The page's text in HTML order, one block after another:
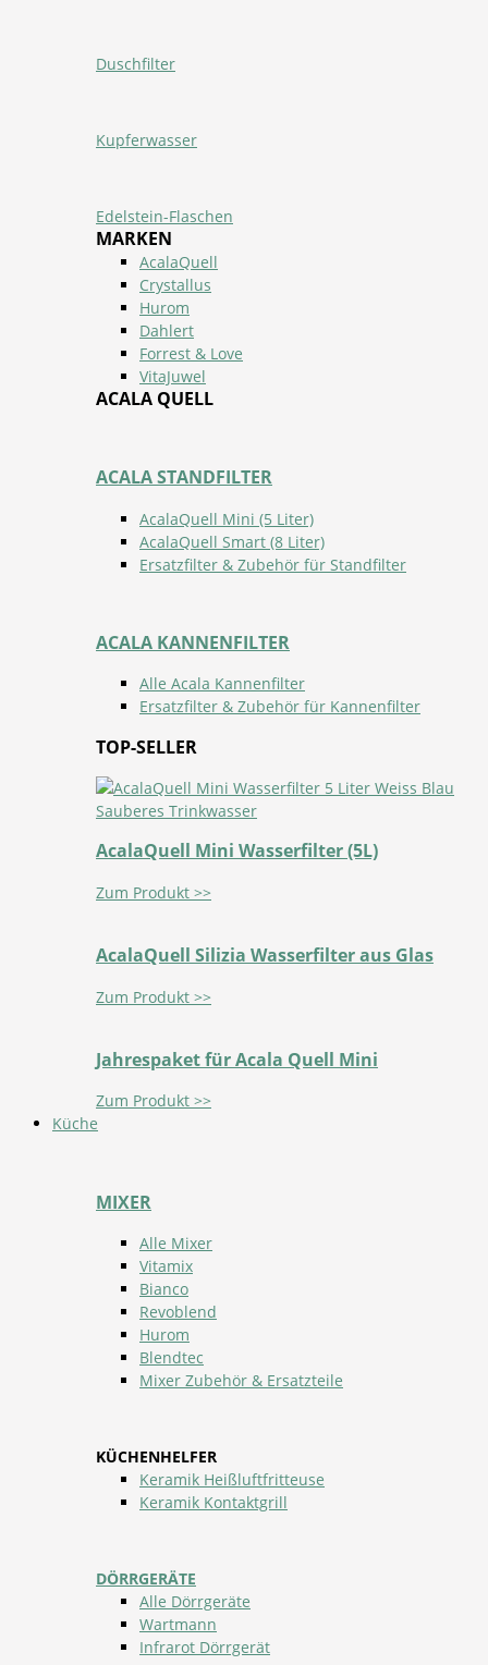
Duschfilter
Kupferwasser
Edelstein-Flaschen
MARKEN
AcalaQuell
Crystallus
Hurom
Dahlert
Forrest & Love
VitaJuwel
ACALA QUELL
ACALA STANDFILTER
AcalaQuell Mini (5 Liter)
AcalaQuell Smart (8 Liter)
Ersatzfilter & Zubehör für Standfilter
ACALA KANNENFILTER
Alle Acala Kannenfilter
Ersatzfilter & Zubehör für Kannenfilter
TOP-SELLER
AcalaQuell Mini Wasserfilter (5L)
Zum Produkt >>
AcalaQuell Silizia Wasserfilter aus Glas
Zum Produkt >>
Jahrespaket für Acala Quell Mini
Zum Produkt >>
Küche
MIXER
Alle Mixer
Vitamix
Bianco
Revoblend
Hurom
Blendtec
Mixer Zubehör & Ersatzteile
KÜCHENHELFER
Keramik Heißluftfritteuse
Keramik Kontaktgrill
DÖRRGERÄTE
Alle Dörrgeräte
Wartmann
Infrarot Dörrgerät